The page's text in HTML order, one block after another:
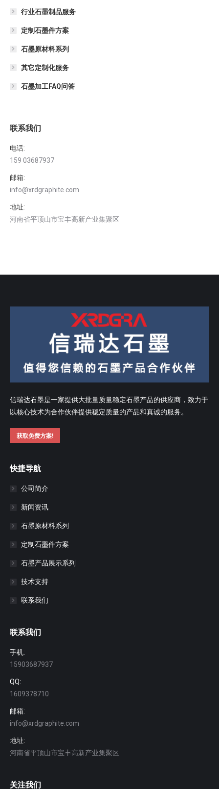
行业石墨制品服务
定制石墨件方案
石墨原材料系列
其它定制化服务
石墨加工FAQ问答
联系我们
电话:
159 03687937
邮箱:
info@xrdgraphite.com
地址:
河南省平顶山市宝丰高新产业集聚区
信瑞达石墨是一家提供大批量质量稳定石墨产品的供应商，致力于
以核心技术为合作伙伴提供稳定质量的产品和真诚的服务。
获取免费方案!
快捷导航
公司简介
新闻资讯
石墨原材料系列
定制石墨件方案
石墨产品展示系列
技术支持
联系我们
联系我们
手机:
15903687937
QQ:
1609378710
邮箱:
info@xrdgraphite.com
地址:
河南省平顶山市宝丰高新产业集聚区
关注我们